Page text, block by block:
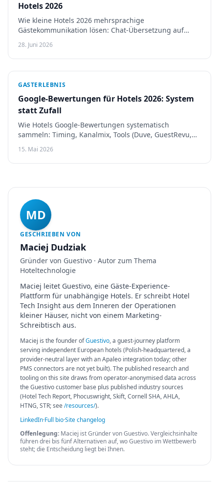
Hotels 2026
Wie kleine Hotels 2026 mehrsprachige
Gästekommunikation lösen: Chat-Übersetzung auf
Abruf, auto-übersetzte Guides und Menüs, HiJiffy und
Guestivo im Vergleich.
28. Juni 2026
GASTERLEBNIS
Google-Bewertungen für Hotels 2026: System
statt Zufall
Wie Hotels Google-Bewertungen systematisch
sammeln: Timing, Kanalmix, Tools (Duve, GuestRevu,
Revinate). Reale Zahlen aus dem DACH-Raum für 2026.
15. Mai 2026
MD
GESCHRIEBEN VON
Maciej Dudziak
Gründer von Guestivo · Autor zum Thema
Hoteltechnologie
Maciej leitet Guestivo, eine Gäste-Experience-
Plattform für unabhängige Hotels. Er schreibt Hotel
Tech Insight aus dem Inneren der Operationen
kleiner Häuser, nicht von einem Marketing-
Schreibtisch aus.
Maciej is the founder ofGuestivo, a guest-journey platform
serving independent European hotels (Polish-headquartered, a
provider-neutral layer with an Apaleo integration today; other
PMS connectors are not yet built). The published research and
tooling on this site draws from operator-anonymised data across
the Guestivo customer base plus published industry sources
(Hotel Tech Report, Phocuswright, Skift, Cornell SHA, AHLA,
HTNG, STR; see/resources/).
LinkedIn·Full bio·Site changelog
Offenlegung: Maciej ist Gründer von Guestivo. Vergleichsinhalte
führen drei bis fünf Alternativen auf, wo Guestivo im Wettbewerb
steht; die Entscheidung liegt bei Ihnen.